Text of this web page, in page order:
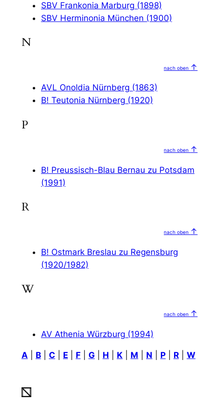
SBV Frankonia Marburg (1898)
SBV Herminonia München (1900)
N
nach oben ↑
AVL Onoldia Nürnberg (1863)
B! Teutonia Nürnberg (1920)
P
nach oben ↑
B! Preussisch-Blau Bernau zu Potsdam
(1991)
R
nach oben ↑
B! Ostmark Breslau zu Regensburg
(1920/1982)
W
nach oben ↑
AV Athenia Würzburg (1994)
A B| C E| F| G H K| M N P| R| W